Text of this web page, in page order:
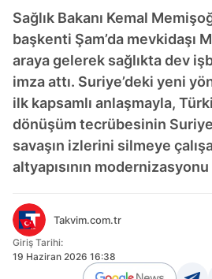
Sağlık Bakanı Kemal
başkenti Şam’da mevkidaşı
araya gelerek sağlıkta dev
imza attı. Suriye’deki yeni
ilk kapsamlı anlaşmayla,
dönüşüm tecrübesinin
savaşın izlerini silmeye
altyapısının
Takvim.com.tr
Giriş Tarihi:
19 Haziran 2026 16:38